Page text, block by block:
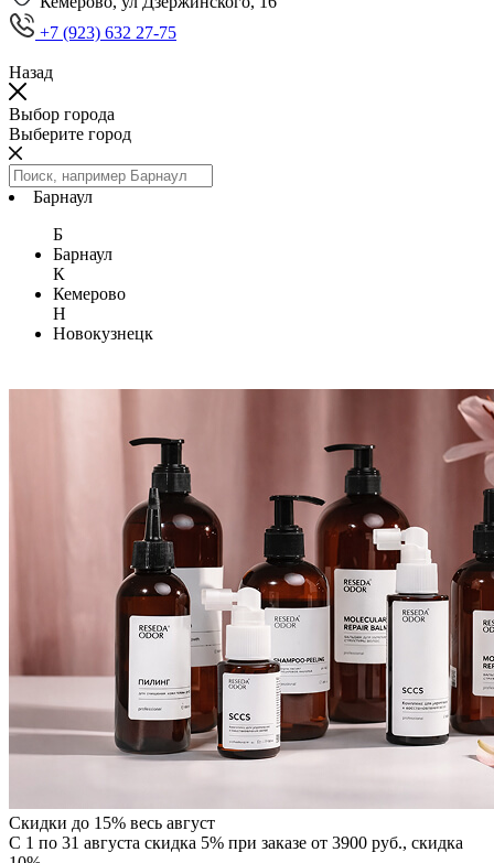
+7 (923) 632 27-75
Назад
Выбор города
Выберите город
Барнаул
Б
Барнаул
К
Кемерово
Н
Новокузнецк
Скидки до 15% весь август
С 1 по 31 августа скидка 5% при заказе от 3900 руб., скидка